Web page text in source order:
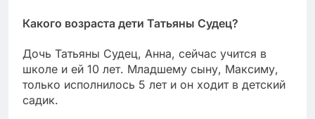
Какого возраста дети Татьяны Судец?
Дочь Татьяны Судец, Анна, сейчас учится в
школе и ей 10 лет. Младшему сыну, Максиму,
только исполнилось 5 лет и он ходит в детский
садик.